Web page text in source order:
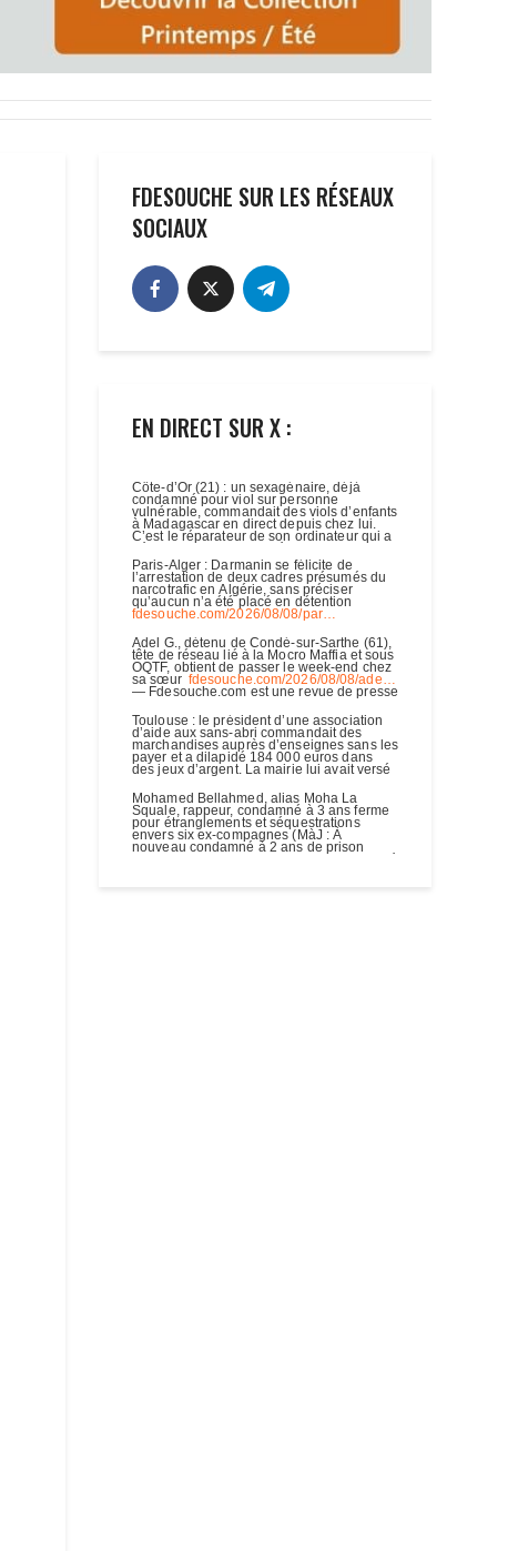
FDESOUCHE SUR LES RÉSEAUX
SOCIAUX
EN DIRECT SUR X :